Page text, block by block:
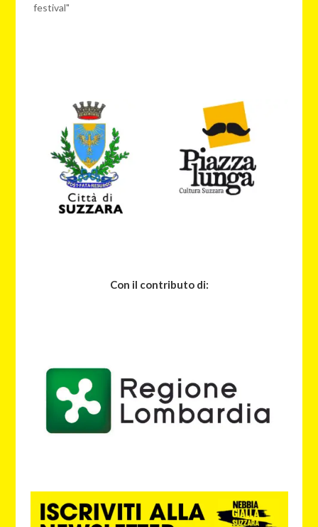
festival"
Con il contributo di: